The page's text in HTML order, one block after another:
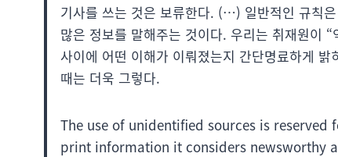
기사를 쓰는 것은 보류한다. (…) 일반적인 규칙
많은 정보를 말해주는 것이다. 우리는 취재원이
사이에 어떤 이해가 이뤄졌는지 간단명료하게
때는 더욱 그렇다.
The use of unidentified sources is
print information it considers newsworthy